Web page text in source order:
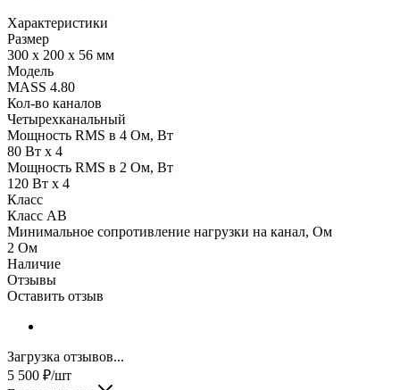
Характеристики
Размер
300 x 200 x 56 мм
Модель
MASS 4.80
Кол-во каналов
Четырехканальный
Мощность RMS в 4 Ом, Вт
80 Вт x 4
Мощность RMS в 2 Ом, Вт
120 Вт x 4
Класс
Класс AB
Минимальное сопротивление нагрузки на канал, Ом
2 Ом
Наличие
Отзывы
Оставить отзыв
Загрузка отзывов...
5 500 ₽/шт